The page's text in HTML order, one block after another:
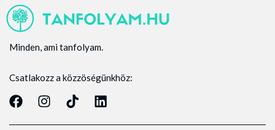
Minden, ami tanfolyam.
Csatlakozz a közzöségünkhöz: